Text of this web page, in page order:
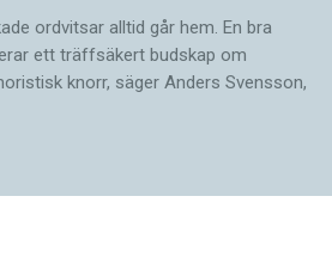
ordvitsar alltid går hem. En bra
ett träffsäkert budskap om
knorr, säger Anders Svensson,